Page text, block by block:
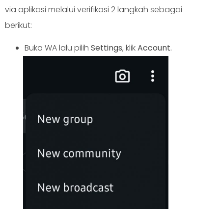
via aplikasi melalui verifikasi 2 langkah sebagai
berikut:
Buka WA lalu pilih Settings, klikAccount.